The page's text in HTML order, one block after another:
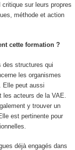
sur leurs propres
méthode et action
cette formation ?
des structures qui
les organismes
Elle peut aussi
acteurs de la VAE.
y trouver un
est pertinente pour
déjà engagés dans